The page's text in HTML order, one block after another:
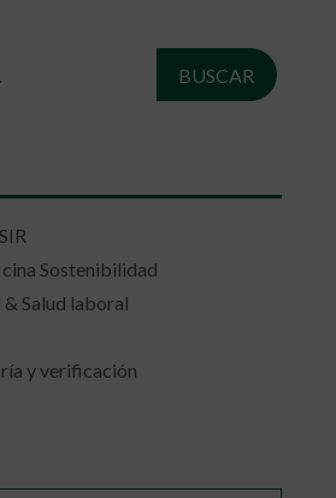
Sostenibilidad
& Salud laboral
y verificación